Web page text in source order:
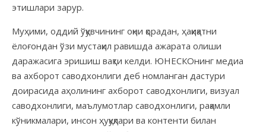
этишлари зарур.
Муҳими, оддий ўқувчининг оқни қорадан, ҳақиқатни
ёлоғондан ўзи мустақил равишда ажарата олиши
даражасига эришиш вақти келди. ЮНЕСКОнинг медиа
ва ахборот саводхонлиги деб номланган дастури
доирасида аҳолининг ахборот саводхонлиги, визуал
саводхонлиги, маълумотлар саводхонлиги, рақамли
кўникмалари, инсон ҳуқуқлари ва контенти билан